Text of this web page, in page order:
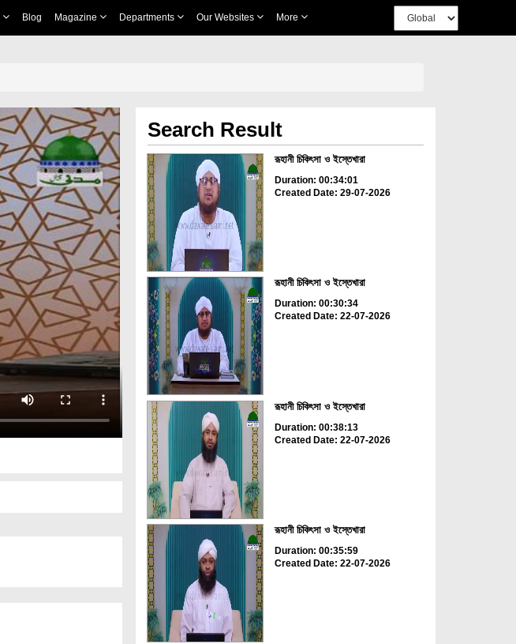
Blog Magazine Departments Our Websites More
Search Result
রূহানী চিকিৎসা ও ইস্তেখারা
Duration: 00:34:01
Created Date: 29-07-2026
রূহানী চিকিৎসা ও ইস্তেখারা
Duration: 00:30:34
Created Date: 22-07-2026
রূহানী চিকিৎসা ও ইস্তেখারা
Duration: 00:38:13
Created Date: 22-07-2026
রূহানী চিকিৎসা ও ইস্তেখারা
Duration: 00:35:59
Created Date: 22-07-2026